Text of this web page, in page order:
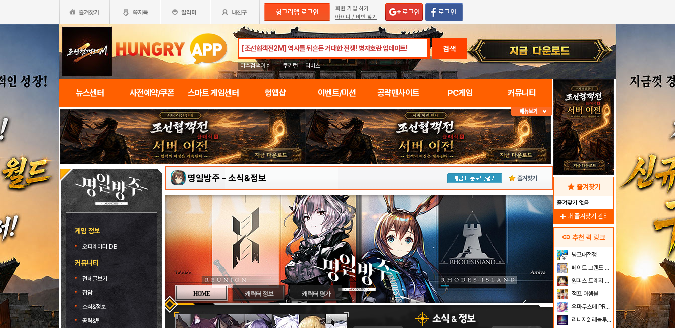
회원 가입 하기
아이디 / 비번 찾기
검색
이슈검색어 » 쿠키런 리버스
뉴스센터 사전예약/쿠폰 스마트 게임센터 헝앱샵 이벤트/미션 공략팬사이트 PC게임 커뮤니티
게임 정보
오퍼레이터 DB
커뮤니티
전체글보기
잡담
소식&정보
공략&팁
명일방주 - 소식&정보 즐겨찾기
HOME 캐릭터 정보 캐릭터 평가
star 즐겨찾기
즐겨찾기 없음
add 내 즐겨찾기 관리
link 추천 퀵 링크
냥코대전쟁
페이트 그랜드 오더
원피스 트레저 크루즈
점프 어셈블
우마무스메 PRETTY DERBY
리니지2 레볼루션